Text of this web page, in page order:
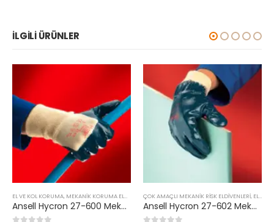
İLGILI ÜRÜNLER
EL VE KOL KORUMA, MEKANIK KORUMA ELDIVENLERI
Ansell Hycron 27-600 Mekanik Koruma
ÇOK AMAÇLI MEKANIK RISK ELDIVENLERI, EL VE KOL KORUMA
Ansell Hycron 27-602 Mekanik Koruma